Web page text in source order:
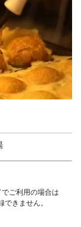
ご利用の場合は
きません。